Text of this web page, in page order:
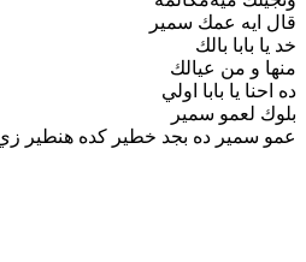
قال ايه عمك سمير
خد يا بابا بالك
منها و من عيالك
ده احنا يا بابا اولي
بلوك لعمو سمير
عمو سمير ده بجد خطير كده هنطير زي